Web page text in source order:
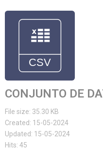
CONJUNTO DE
File size: 35.30 KB
Created: 15-05-2024
Updated: 15-05-2024
Hits: 45